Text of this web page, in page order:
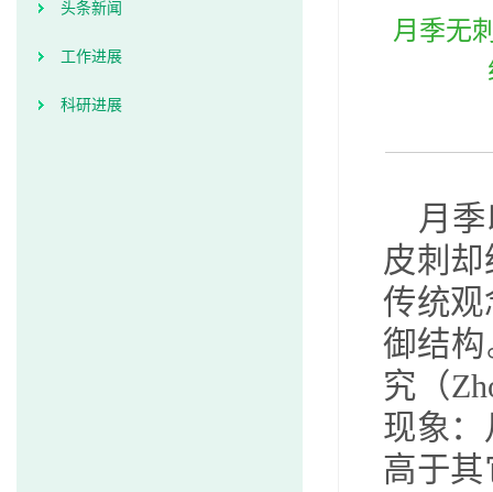
头条新闻
工作进展
科研进展
月季无
月
皮刺
传统观
御结
究（
现象
高于